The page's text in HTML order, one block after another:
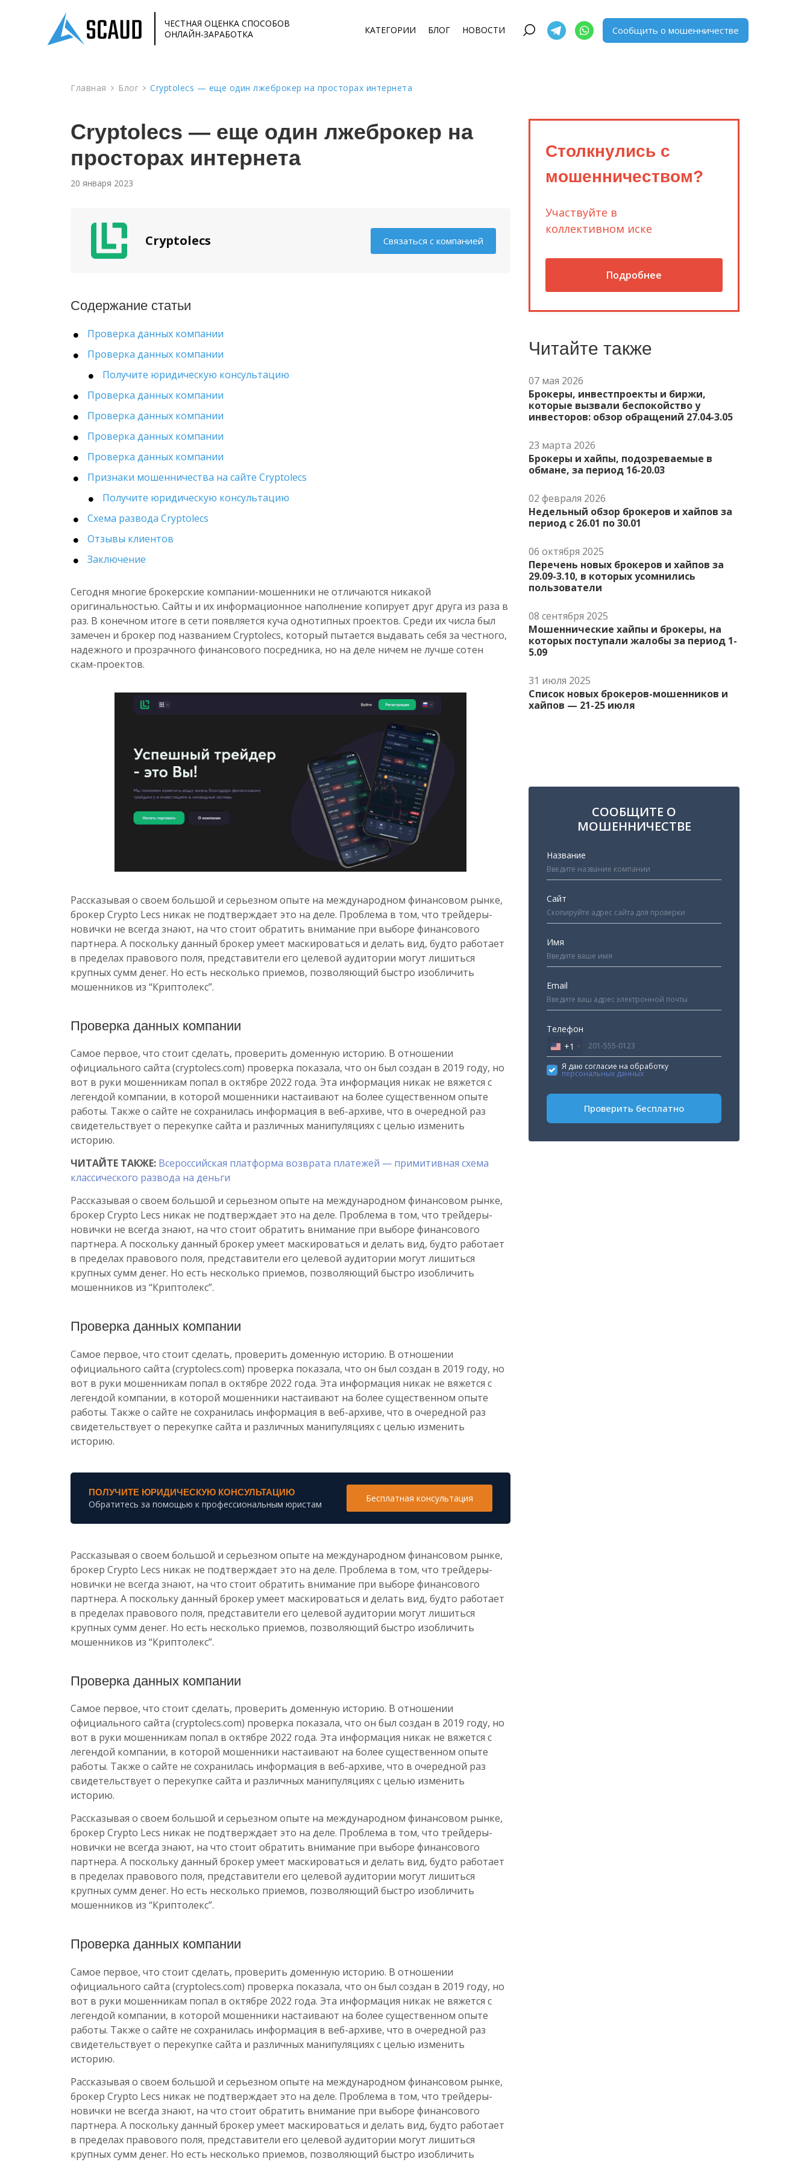
ЧЕСТНАЯ ОЦЕНКА СПОСОБОВ
ОНЛАЙН-ЗАРАБОТКА
КАТЕГОРИИ БЛОГ НОВОСТИ Сообщить о мошенничестве
Главная Блог Cryptolecs — еще один лжеброкер на просторах интернета
Cryptolecs — еще один лжеброкер на
просторах интернета
20 января 2023
Cryptolecs Связаться с компанией
Содержание статьи
Проверка данных компании
Проверка данных компании
Получите юридическую консультацию
Проверка данных компании
Проверка данных компании
Проверка данных компании
Проверка данных компании
Признаки мошенничества на сайте Cryptolecs
Получите юридическую консультацию
Схема развода Cryptolecs
Отзывы клиентов
Заключение
Сегодня многие брокерские компании-мошенники не отличаются никакой
оригинальностью. Сайты и их информационное наполнение копирует друг друга из раза в
раз. В конечном итоге в сети появляется куча однотипных проектов. Среди их числа был
замечен и брокер под названием Cryptolecs, который пытается выдавать себя за честного,
надежного и прозрачного финансового посредника, но на деле ничем не лучше сотен
скам-проектов.
Рассказывая о своем большой и серьезном опыте на международном финансовом рынке,
брокер Crypto Lecs никак не подтверждает это на деле. Проблема в том, что трейдеры-
новички не всегда знают, на что стоит обратить внимание при выборе финансового
партнера. А поскольку данный брокер умеет маскироваться и делать вид, будто работает
в пределах правового поля, представители его целевой аудитории могут лишиться
крупных сумм денег. Но есть несколько приемов, позволяющий быстро изобличить
мошенников из “Криптолекс”.
Проверка данных компании
Самое первое, что стоит сделать, проверить доменную историю. В отношении
официального сайта (cryptolecs.com) проверка показала, что он был создан в 2019 году, но
вот в руки мошенникам попал в октябре 2022 года. Эта информация никак не вяжется с
легендой компании, в которой мошенники настаивают на более существенном опыте
работы. Также о сайте не сохранилась информация в веб-архиве, что в очередной раз
свидетельствует о перекупке сайта и различных манипуляциях с целью изменить
историю.
ЧИТАЙТЕ ТАКЖЕ: Всероссийская платформа возврата платежей — примитивная схема
классического развода на деньги
Рассказывая о своем большой и серьезном опыте на международном финансовом рынке,
брокер Crypto Lecs никак не подтверждает это на деле. Проблема в том, что трейдеры-
новички не всегда знают, на что стоит обратить внимание при выборе финансового
партнера. А поскольку данный брокер умеет маскироваться и делать вид, будто работает
в пределах правового поля, представители его целевой аудитории могут лишиться
крупных сумм денег. Но есть несколько приемов, позволяющий быстро изобличить
мошенников из “Криптолекс”.
Проверка данных компании
Самое первое, что стоит сделать, проверить доменную историю. В отношении
официального сайта (cryptolecs.com) проверка показала, что он был создан в 2019 году, но
вот в руки мошенникам попал в октябре 2022 года. Эта информация никак не вяжется с
легендой компании, в которой мошенники настаивают на более существенном опыте
работы. Также о сайте не сохранилась информация в веб-архиве, что в очередной раз
свидетельствует о перекупке сайта и различных манипуляциях с целью изменить
историю.
ПОЛУЧИТЕ ЮРИДИЧЕСКУЮ КОНСУЛЬТАЦИЮ
Обратитесь за помощью к профессиональным юристам
Бесплатная консультация
Рассказывая о своем большой и серьезном опыте на международном финансовом рынке,
брокер Crypto Lecs никак не подтверждает это на деле. Проблема в том, что трейдеры-
новички не всегда знают, на что стоит обратить внимание при выборе финансового
партнера. А поскольку данный брокер умеет маскироваться и делать вид, будто работает
в пределах правового поля, представители его целевой аудитории могут лишиться
крупных сумм денег. Но есть несколько приемов, позволяющий быстро изобличить
мошенников из “Криптолекс”.
Проверка данных компании
Самое первое, что стоит сделать, проверить доменную историю. В отношении
официального сайта (cryptolecs.com) проверка показала, что он был создан в 2019 году, но
вот в руки мошенникам попал в октябре 2022 года. Эта информация никак не вяжется с
легендой компании, в которой мошенники настаивают на более существенном опыте
работы. Также о сайте не сохранилась информация в веб-архиве, что в очередной раз
свидетельствует о перекупке сайта и различных манипуляциях с целью изменить
историю.
Рассказывая о своем большой и серьезном опыте на международном финансовом рынке,
брокер Crypto Lecs никак не подтверждает это на деле. Проблема в том, что трейдеры-
новички не всегда знают, на что стоит обратить внимание при выборе финансового
партнера. А поскольку данный брокер умеет маскироваться и делать вид, будто работает
в пределах правового поля, представители его целевой аудитории могут лишиться
крупных сумм денег. Но есть несколько приемов, позволяющий быстро изобличить
мошенников из “Криптолекс”.
Проверка данных компании
Самое первое, что стоит сделать, проверить доменную историю. В отношении
официального сайта (cryptolecs.com) проверка показала, что он был создан в 2019 году, но
вот в руки мошенникам попал в октябре 2022 года. Эта информация никак не вяжется с
легендой компании, в которой мошенники настаивают на более существенном опыте
работы. Также о сайте не сохранилась информация в веб-архиве, что в очередной раз
свидетельствует о перекупке сайта и различных манипуляциях с целью изменить
историю.
Рассказывая о своем большой и серьезном опыте на международном финансовом рынке,
брокер Crypto Lecs никак не подтверждает это на деле. Проблема в том, что трейдеры-
новички не всегда знают, на что стоит обратить внимание при выборе финансового
партнера. А поскольку данный брокер умеет маскироваться и делать вид, будто работает
в пределах правового поля, представители его целевой аудитории могут лишиться
крупных сумм денег. Но есть несколько приемов, позволяющий быстро изобличить
Столкнулись с
мошенничеством?
Участвуйте в
коллективном иске
Подробнее
Читайте также
07 мая 2026
Брокеры, инвестпроекты и биржи,
которые вызвали беспокойство у
инвесторов: обзор обращений 27.04-3.05
23 марта 2026
Брокеры и хайпы, подозреваемые в
обмане, за период 16-20.03
02 февраля 2026
Недельный обзор брокеров и хайпов за
период с 26.01 по 30.01
06 октября 2025
Перечень новых брокеров и хайпов за
29.09-3.10, в которых усомнились
пользователи
08 сентября 2025
Мошеннические хайпы и брокеры, на
которых поступали жалобы за период 1-
5.09
31 июля 2025
Список новых брокеров-мошенников и
хайпов — 21-25 июля
СООБЩИТЕ О
МОШЕННИЧЕСТВЕ
Название
Сайт
Имя
Email
Телефон
United
States
+1
+1
Я даю согласие на обработку
персональных данных
Проверить бесплатно